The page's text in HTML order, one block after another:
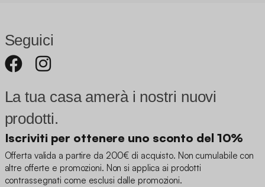
Seguici
La tua casa amerà i nostri nuovi
prodotti.
Iscriviti per ottenere uno sconto del 10%
Offerta valida a partire da 200€ di acquisto. Non cumulabile con
altre offerte e promozioni. Non si applica ai prodotti
contrassegnati come esclusi dalle promozioni.